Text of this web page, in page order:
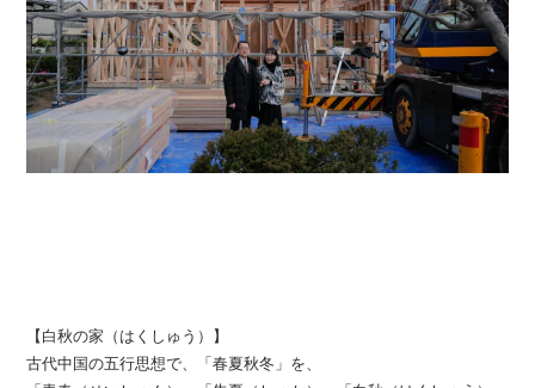
【白秋の家（はくしゅう）】
古代中国の五行思想で、「春夏秋冬」を、